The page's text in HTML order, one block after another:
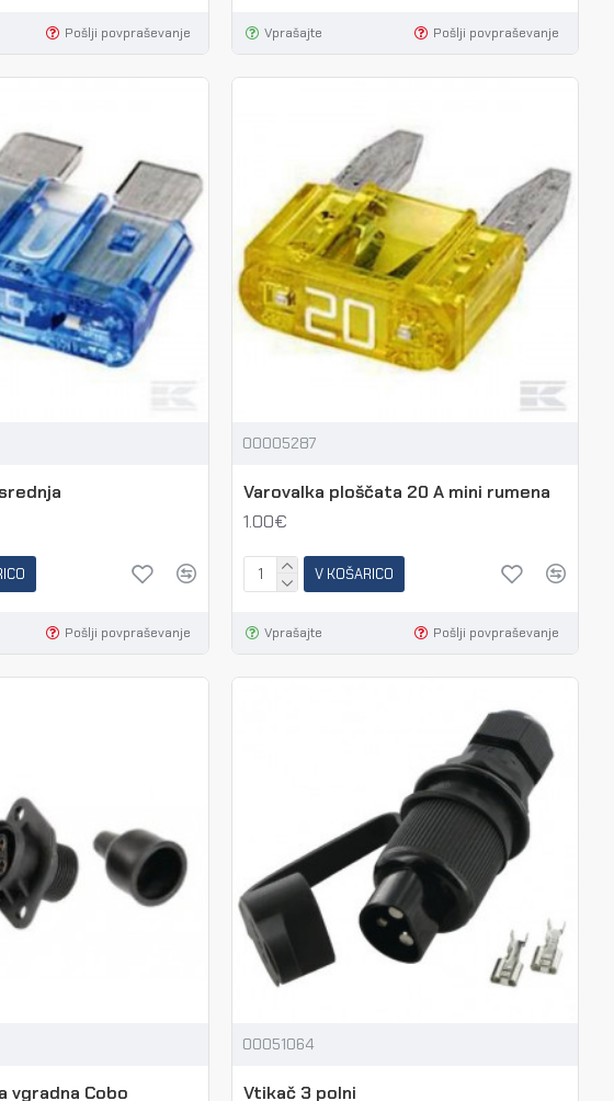
Pošlji povpraševanje Vprašajte Pošlji povpraševanje
Pošlji povpraševanje
00005287
Varovalka ploščata 20 A mini rumena
1.00€
V KOŠARICO
Vprašajte Pošlji povpraševanje
vgradna Cobo
00051064
Vtikač 3 polni